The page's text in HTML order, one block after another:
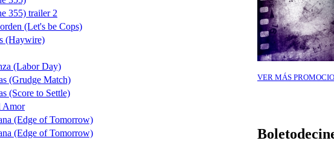
355) trailer 2
(Let's be Cops)
(Haywire)
(Labor Day)
(Grudge Match)
(Score to Settle)
Amor
(Edge of Tomorrow)
(Edge of Tomorrow)
VER MÁS